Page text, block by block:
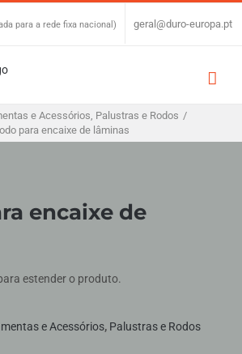
para a rede fixa nacional) geral@duro-europa.pt
e Acessórios, Palustras e Rodos /
para encaixe de lâminas
encaixe de
estender o produto.
e Acessórios, Palustras e Rodos